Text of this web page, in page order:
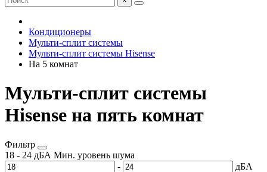
Кондиционеры
Мульти-сплит системы
Мульти-сплит системы Hisense
На 5 комнат
Мульти-сплит системы
Hisense на пять комнат
Фильтр
18 - 24 дБА Мин. уровень шума
-
дБА